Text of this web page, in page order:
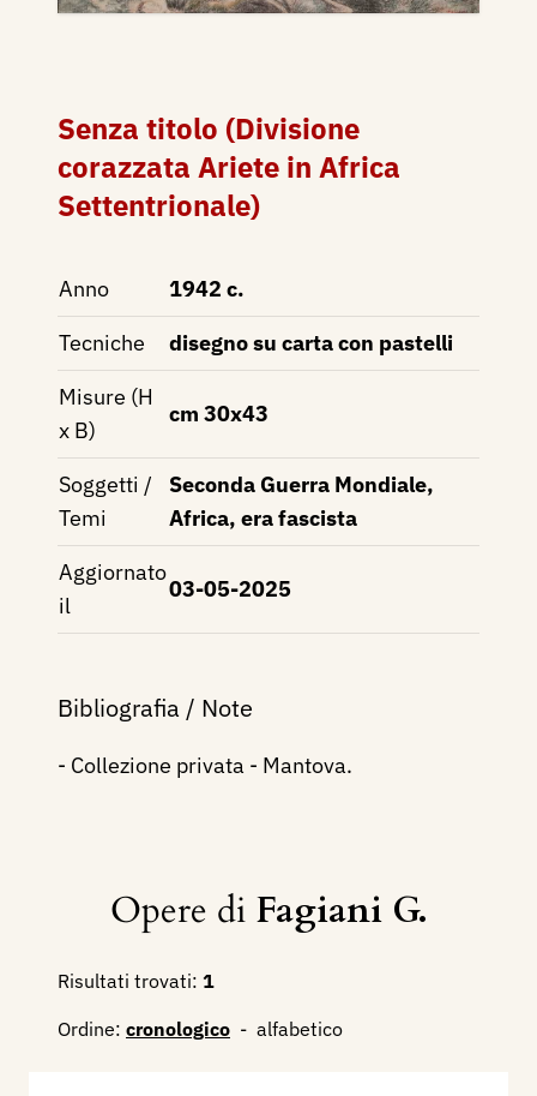
Senza titolo (Divisione
corazzata Ariete in Africa
Settentrionale)
Anno
1942 c.
Tecniche
disegno su carta con pastelli
Misure (H
x B)
cm 30x43
Soggetti /
Temi
Seconda Guerra Mondiale,
Africa, era fascista
Aggiornato
il
03-05-2025
Bibliografia / Note
- Collezione privata - Mantova.
Opere di Fagiani G.
Risultati trovati: 1
Ordine: cronologico - alfabetico